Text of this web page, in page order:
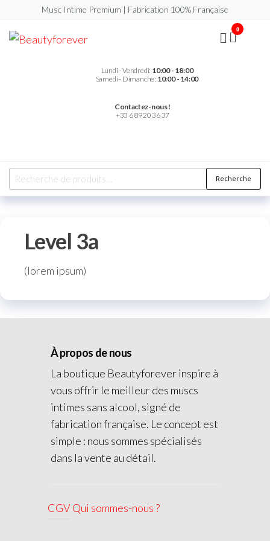
Musc Intime Premium | Fabrication 100% Française
Lundi - Vendredi: 10:00 - 18:00
Samedi - Dimanche: 10:00 - 14:00
Contactez-nous !
+33 6 89 20 36 37
0
Recherche
Level 3a
(lorem ipsum)
À propos de nous
La boutique Beautyforever inspire à
vous offrir le meilleur des muscs
intimes sans alcool, signé de
fabrication française. Le concept est
simple : nous sommes spécialisés
dans la vente au détail.
CGVQui sommes-nous ?